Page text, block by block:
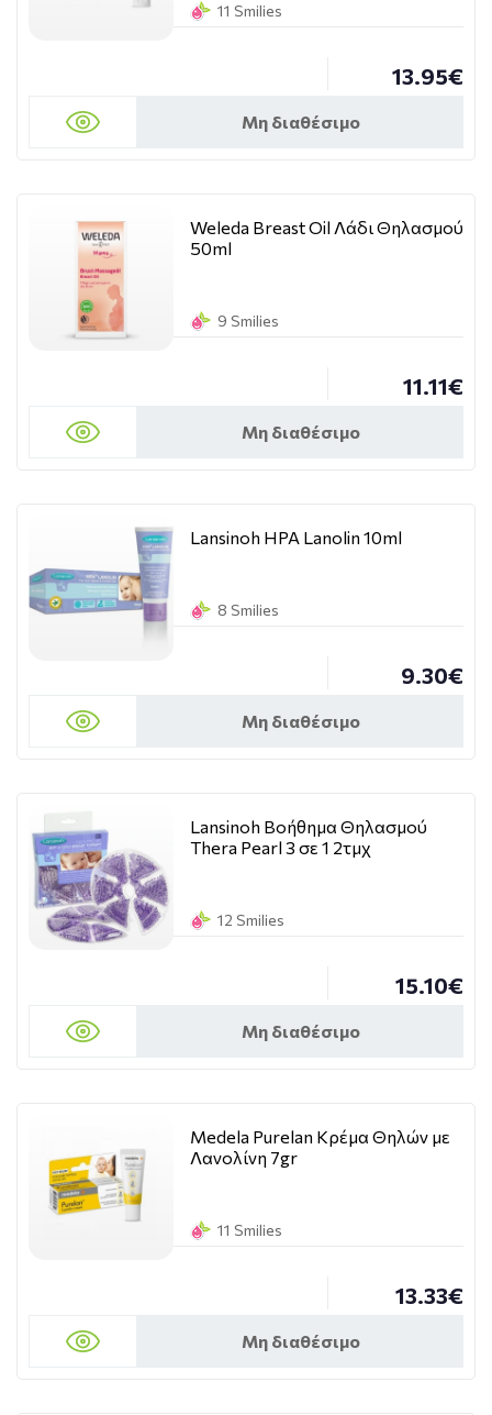
11 Smilies
13.95€
Μη διαθέσιμο
Weleda Breast Oil Λάδι Θηλασμού
50ml
9 Smilies
11.11€
Μη διαθέσιμο
Lansinoh ΗΡΑ Lanolin 10ml
8 Smilies
9.30€
Μη διαθέσιμο
Lansinoh Βοήθημα Θηλασμού
Thera Pearl 3 σε 1 2τμχ
12 Smilies
15.10€
Μη διαθέσιμο
Medela Purelan Κρέμα Θηλών με
Λανολίνη 7gr
11 Smilies
13.33€
Μη διαθέσιμο